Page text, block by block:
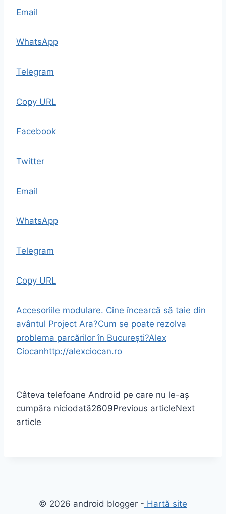
Email
WhatsApp
Telegram
Copy URL
Facebook
Twitter
Email
WhatsApp
Telegram
Copy URL
Accesoriile modulare. Cine încearcă să taie din
avântul Project Ara?Cum se poate rezolva
problema parcărilor în București?Alex
Ciocanhttp://alexciocan.ro
Câteva telefoane Android pe care nu le-aș
cumpăra niciodată2609Previous articleNext
article
© 2026 android blogger - Hartă site